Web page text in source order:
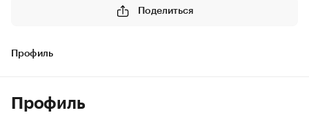
Поделиться
Профиль
Профиль